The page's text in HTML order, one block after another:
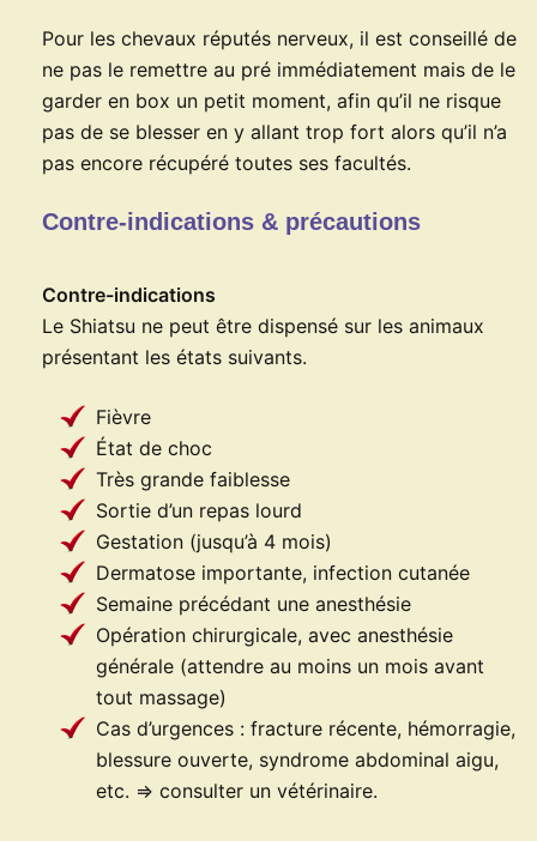
Pour les chevaux réputés nerveux, il est conseillé de
ne pas le remettre au pré immédiatement mais de le
garder en box un petit moment, afin qu’il ne risque
pas de se blesser en y allant trop fort alors qu’il n’a
pas encore récupéré toutes ses facultés.
Contre-indications & précautions
Contre-indications
Le Shiatsu ne peut être dispensé sur les animaux
présentant les états suivants.
Fièvre
État de choc
Très grande faiblesse
Sortie d’un repas lourd
Gestation (jusqu’à 4 mois)
Dermatose importante, infection cutanée
Semaine précédant une anesthésie
Opération chirurgicale, avec anesthésie
générale (attendre au moins un mois avant
tout massage)
Cas d’urgences : fracture récente, hémorragie,
blessure ouverte, syndrome abdominal aigu,
etc. => consulter un vétérinaire.